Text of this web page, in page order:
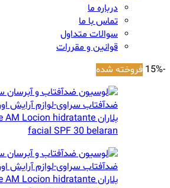
درباره ما
تماس با ما
سوالات متداول
قوانین و مقررات
-15%
فروخته شده